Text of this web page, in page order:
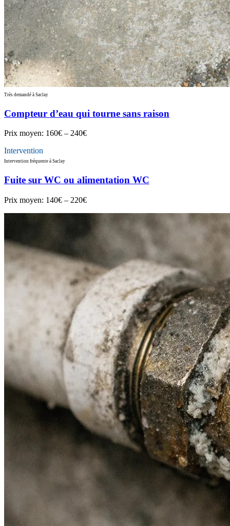
Très demandé à Saclay
Compteur d’eau qui tourne sans raison
Prix moyen: 160€ – 240€
Intervention
Intervention fréquente à Saclay
Fuite sur WC ou alimentation WC
Prix moyen: 140€ – 220€